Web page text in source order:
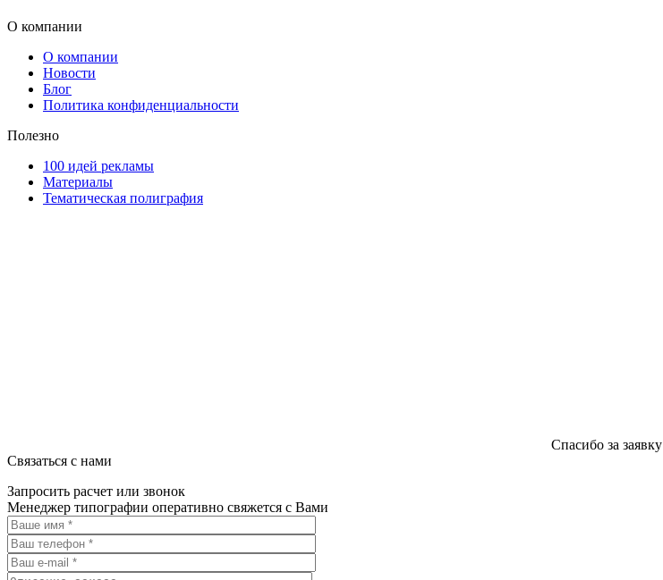
О компании
О компании
Новости
Блог
Политика конфиденциальности
Полезно
100 идей рекламы
Материалы
Тематическая полиграфия
Спасибо за заявку
Связаться с нами
Запросить расчет или звонок
Менеджер типографии оперативно свяжется с Вами